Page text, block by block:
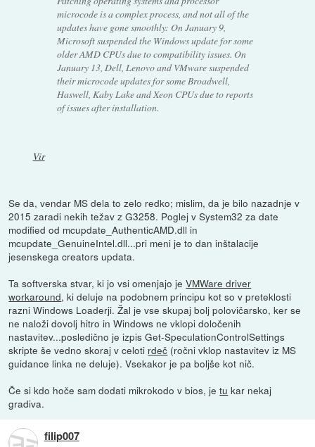
microcode is a complex process, and not all of the
updates have gone smoothly: On January 9,
Microsoft suspended the Windows update for some
older AMD CPUs due to compatibility issues. On
January 13, Dell, Lenovo and VMware suspended
their microcode updates for some Broadwell,
Haswell, Kaby Lake and Xeon CPUs due to reports
of issues after installation.
Vir
Se da, vendar MS dela to zelo redko; mislim, da je bilo nazadnje v
2015 zaradi nekih težav z G3258. Poglej v System32 za date
modified od mcupdate_AuthenticAMD.dll in
mcupdate_GenuineIntel.dll...pri meni je to dan inštalacije
jesenskega creators updata.
Ta softverska stvar, ki jo vsi omenjajo jeVMWare driver
workaround, ki deluje na podobnem principu kot so v preteklosti
razni Windows Loaderji. Žal je vse skupaj bolj polovičarsko, ker se
ne naloži dovolj hitro in Windows ne vklopi določenih
nastavitev...posledično je izpis Get-SpeculationControlSettings
skripte še vedno skoraj v celoti rdeč (ročni vklop nastavitev iz MS
guidance linka ne deluje). Vsekakor je pa boljše kot nič.
Če si kdo hoče sam dodati mikrokodo v bios, jetu kar nekaj
gradiva.
filip007